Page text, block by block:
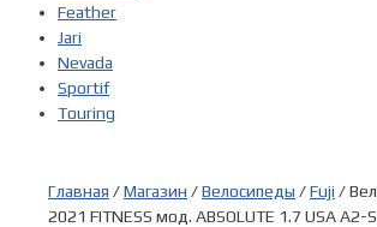
Feather
Jari
Nevada
Sportif
Touring
Главная /Магазин /Велосипеды /Fuji /
2021 FITNESS мод. ABSOLUTE 1.7 USA A2-